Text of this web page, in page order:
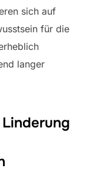
sich auf
für die
langer